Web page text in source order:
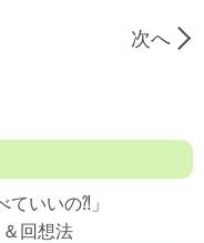
次へ
ていいの⁈」
回想法